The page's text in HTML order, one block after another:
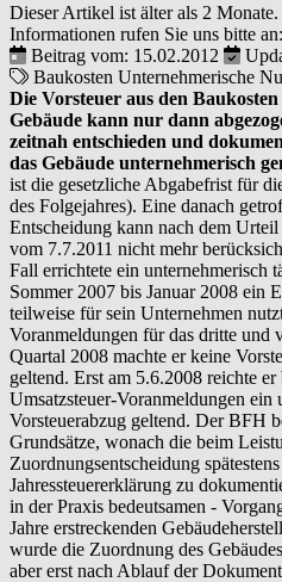
Dieser Artikel ist älter als 2
Informationen rufen Sie uns bitte an:
Beitrag vom: 15.02.2012
Baukosten Unternehmerische
Die Vorsteuer aus den
Gebäude kann nur dann
zeitnah entschieden und
das Gebäude unternehmerisch
ist die gesetzliche Abgabefrist für
des Folgejahres). Eine danach
Entscheidung kann nach dem
vom 7.7.2011 nicht mehr
Fall errichtete ein unternehmerisch
Sommer 2007 bis Januar 2008 ein
teilweise für sein Unternehmen
Voranmeldungen für das dritte und
Quartal 2008 machte er keine
geltend. Erst am 5.6.2008 reichte
Umsatzsteuer-Voranmeldungen ein
Vorsteuerabzug geltend. Der BFH
Grundsätze, wonach die beim
Zuordnungsentscheidung
Jahressteuererklärung zu
in der Praxis bedeutsamen -
Jahre erstreckenden
wurde die Zuordnung des
aber erst nach Ablauf der